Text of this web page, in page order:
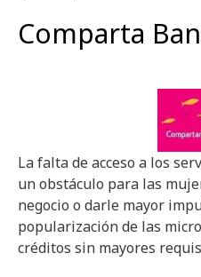
Comparta
La falta de acceso a los
un obstáculo para las
negocio o darle mayor
popularización de las
créditos sin mayores